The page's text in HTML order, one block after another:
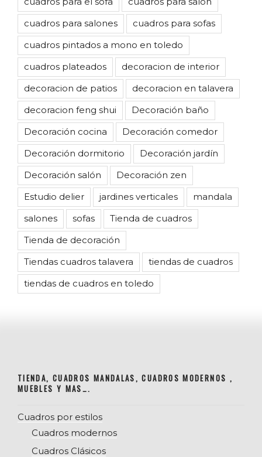
cuadros para salones
cuadros para sofas
cuadros pintados a mono en toledo
cuadros plateados
decoracion de interior
decoracion de patios
decoracion en talavera
decoracion feng shui
Decoración baño
Decoración cocina
Decoración comedor
Decoración dormitorio
Decoración jardín
Decoración salón
Decoración zen
Estudio delier
jardines verticales
mandala
salones
sofas
Tienda de cuadros
Tienda de decoración
Tiendas cuadros talavera
tiendas de cuadros
tiendas de cuadros en toledo
TIENDA, CUADROS MANDALAS, CUADROS MODERNOS ,
MUEBLES Y MAS….
Cuadros por estilos
Cuadros modernos
Cuadros Clásicos